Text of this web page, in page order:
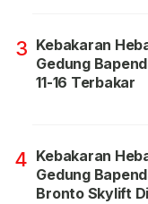
3 Kebakaran
Gedung
11-16 Terbakar
4 Kebakaran
Gedung
Bronto Skylift